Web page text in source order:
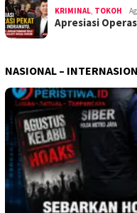
KRIMINAL TOKOH
Apresiasi
NASIONAL –